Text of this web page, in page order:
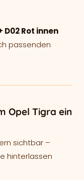
Rot innen
passenden
Opel Tigra ein
sichtbar –
hinterlassen